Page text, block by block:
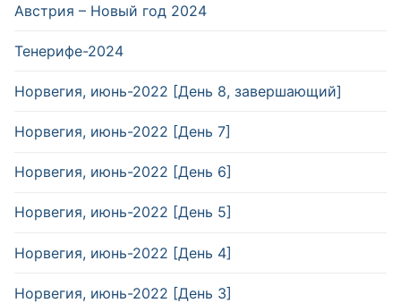
Австрия – Новый год 2024
Тенерифе-2024
Норвегия, июнь-2022 [День 8, завершающий]
Норвегия, июнь-2022 [День 7]
Норвегия, июнь-2022 [День 6]
Норвегия, июнь-2022 [День 5]
Норвегия, июнь-2022 [День 4]
Норвегия, июнь-2022 [День 3]